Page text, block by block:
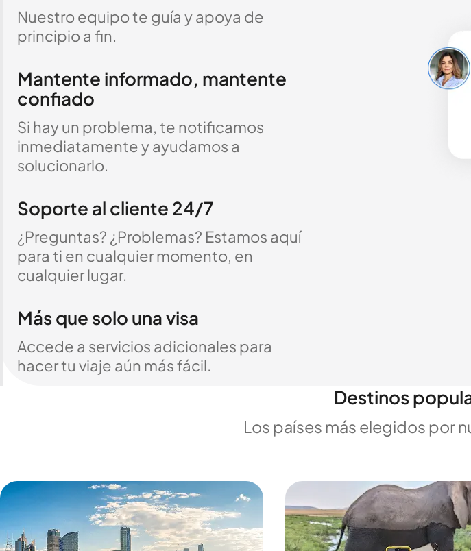
Nuestro equipo te guía y apoya de
principio a fin.
Mantente informado, mantente
confiado
Si hay un problema, te notificamos
inmediatamente y ayudamos a
solucionarlo.
Soporte al cliente 24/7
¿Preguntas? ¿Problemas? Estamos aquí
para ti en cualquier momento, en
cualquier lugar.
Más que solo una visa
Accede a servicios adicionales para
hacer tu viaje aún más fácil.
Destinos
Los países más elegidos por